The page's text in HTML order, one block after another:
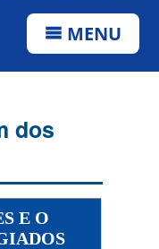
MENU
dos
E O